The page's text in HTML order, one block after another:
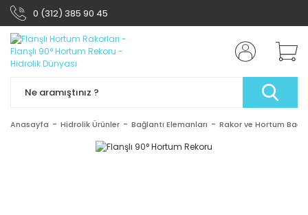
0 (312) 385 90 45
Anasayfa Hidrolik Ürünler Bağlantı Elemanları Rakor ve Hortum